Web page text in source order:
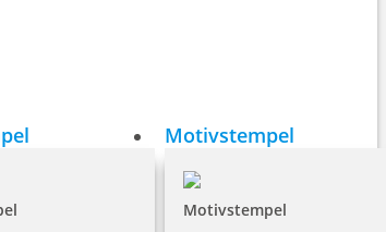
Motivstempel
Motivstempel